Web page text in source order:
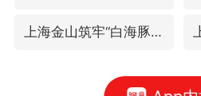
上海金山筑牢“白海豚”防汛屏障